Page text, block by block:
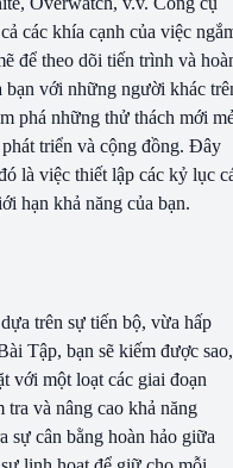
các khía cạnh của việc
để theo dõi tiến trình và
bạn với những người khác
phá những thử thách mới
triển và cộng đồng. Đây
là việc thiết lập các kỷ lục
hạn khả năng của bạn.
trên sự tiến bộ, vừa hấp
Tập, bạn sẽ kiếm được sao,
với một loạt các giai đoạn
và nâng cao khả năng
sự cân bằng hoàn hảo giữa